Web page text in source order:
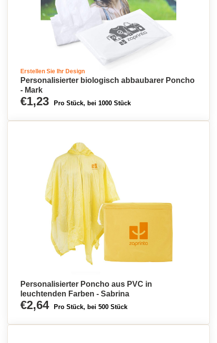
Erstellen Sie Ihr Design
Personalisierter biologisch abbaubarer Poncho
- Mark
€1,23 Pro Stück, bei 1000 Stück
Personalisierter Poncho aus PVC in
leuchtenden Farben - Sabrina
€2,64 Pro Stück, bei 500 Stück